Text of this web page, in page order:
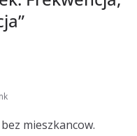
”
mieszkancow.